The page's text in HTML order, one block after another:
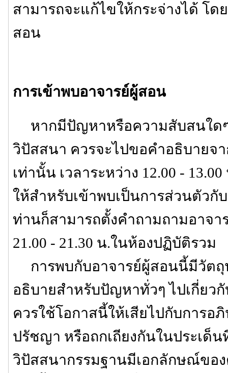
สามารถจะแก้ไขให้กระจ่างได้ โด
สอน
การเข้าพบอาจารย์ผู้สอน
หากมีปัญหาหรือความสับสนใดๆ
วิปัสสนา ควรจะไปขอคำอธิบายจ
เท่านั้น เวลาระหว่าง 12.00 -
ให้สำหรับเข้าพบเป็นการส่วนตัว
ท่านก็สามารถตั้งคำถามถามอาจา
21.00 - 21.30 น.ในห้องปฏิบัติรวม
การพบกับอาจารย์ผู้สอนนี้มีวัตถุ
อธิบายสำหรับปัญหาทั่วๆ ไปเกี่ยว
ควรใช้โอกาสนี้ให้เสียไปกับการอภิ
ปรัชญา หรือถกเถียงกันในประเด็
วิปัสสนากรรมฐานมีเอกลักษณ์ขอ